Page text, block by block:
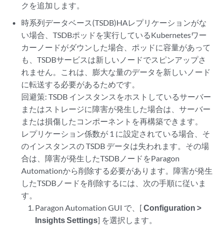
クを追加します。
時系列データベース(TSDB)HAレプリケーションがな
い場合、TSDBポッドを実行しているKubernetesワー
カーノードがダウンした場合、ポッドに容量があって
も、TSDBサービスは新しいノードでスピンアップさ
れません。これは、膨大な量のデータを新しいノード
に転送する必要があるためです。
回避策: TSDB インスタンスをホストしているサーバー
またはストレージに障害が発生した場合は、サーバー
または損傷したコンポーネントを再構築できます。
レプリケーション係数が 1 に設定されている場合、そ
のインスタンスの TSDB データは失われます。その場
合は、障害が発生したTSDBノードをParagon
Automationから削除する必要があります。障害が発生
したTSDBノードを削除するには、次の手順に従いま
す。
Paragon Automation GUI で、[ Configuration >
Insights Settings] を選択します。